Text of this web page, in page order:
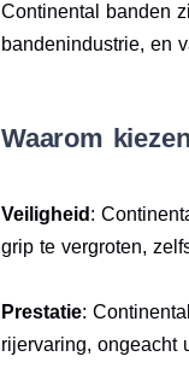
Continental banden
bandenindustrie, en
Waarom
Veiligheid :
grip te vergroten,
Prestatie:
rijervaring, ongeacht